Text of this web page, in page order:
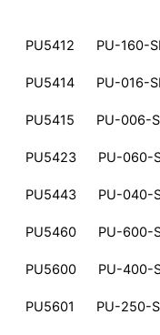
PU5412 PU-160-
PU5414 PU-016-
PU5415 PU-006-
PU5423 PU-060-
PU5443 PU-040-
PU5460 PU-600-
PU5600 PU-400-
PU5601 PU-250-